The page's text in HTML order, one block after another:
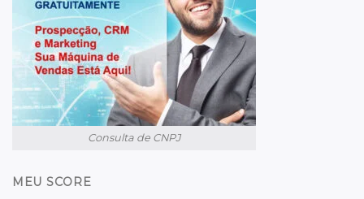
Consulta de CNPJ
MEU SCORE